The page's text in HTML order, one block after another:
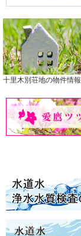
十里木別荘地の物件情報